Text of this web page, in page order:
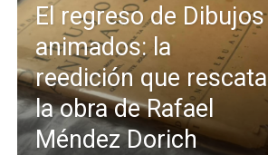
El regreso de Dibujos
animados: la
reedición que rescata
la obra de Rafael
Méndez Dorich